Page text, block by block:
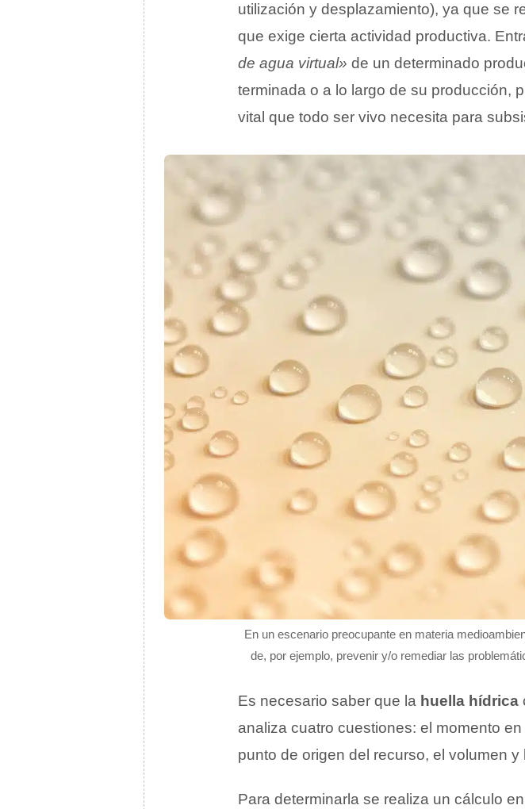
utilización y desplazamiento), ya que se
que exige cierta actividad productiva.
de agua virtual» de un determinado
terminada o a lo largo de su producción,
vital que todo ser vivo necesita para
En un escenario preocupante en materia
de, por ejemplo, prevenir y/o remediar las
Es necesario saber que la huella hídrica
analiza cuatro cuestiones: el momento
punto de origen del recurso, el volumen
Para determinarla se realiza un cálculo